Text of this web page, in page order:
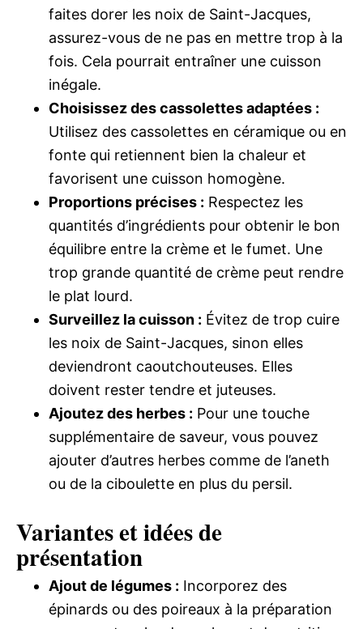
faites dorer les noix de Saint-Jacques,
assurez-vous de ne pas en mettre trop à la
fois. Cela pourrait entraîner une cuisson
inégale.
Choisissez des cassolettes adaptées :
Utilisez des cassolettes en céramique ou en
fonte qui retiennent bien la chaleur et
favorisent une cuisson homogène.
Proportions précises : Respectez les
quantités d’ingrédients pour obtenir le bon
équilibre entre la crème et le fumet. Une
trop grande quantité de crème peut rendre
le plat lourd.
Surveillez la cuisson : Évitez de trop cuire
les noix de Saint-Jacques, sinon elles
deviendront caoutchouteuses. Elles
doivent rester tendre et juteuses.
Ajoutez des herbes : Pour une touche
supplémentaire de saveur, vous pouvez
ajouter d’autres herbes comme de l’aneth
ou de la ciboulette en plus du persil.
Variantes et idées de
présentation
Ajout de légumes : Incorporez des
épinards ou des poireaux à la préparation